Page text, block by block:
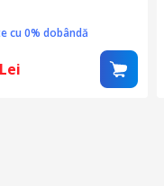
igiena si
casnica, culoare
cu 0% dobândă
Lei